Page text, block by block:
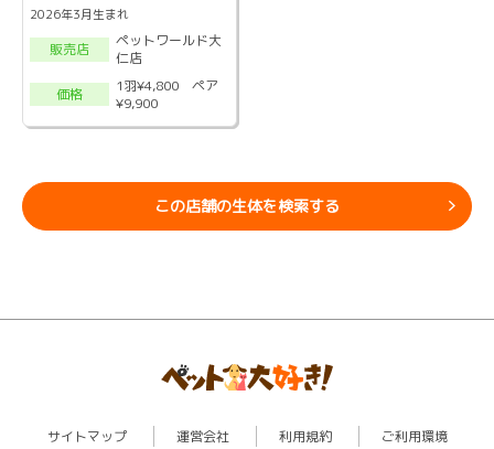
2026年3月生まれ
販売店
ペットワールド大
仁店
価格
1羽¥4,800 ペア
¥9,900
この店舗の生体を検索する
サイトマップ 運営会社 利用規約 ご利用環境